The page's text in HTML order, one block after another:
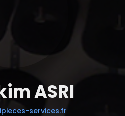
ASRI
services.fr